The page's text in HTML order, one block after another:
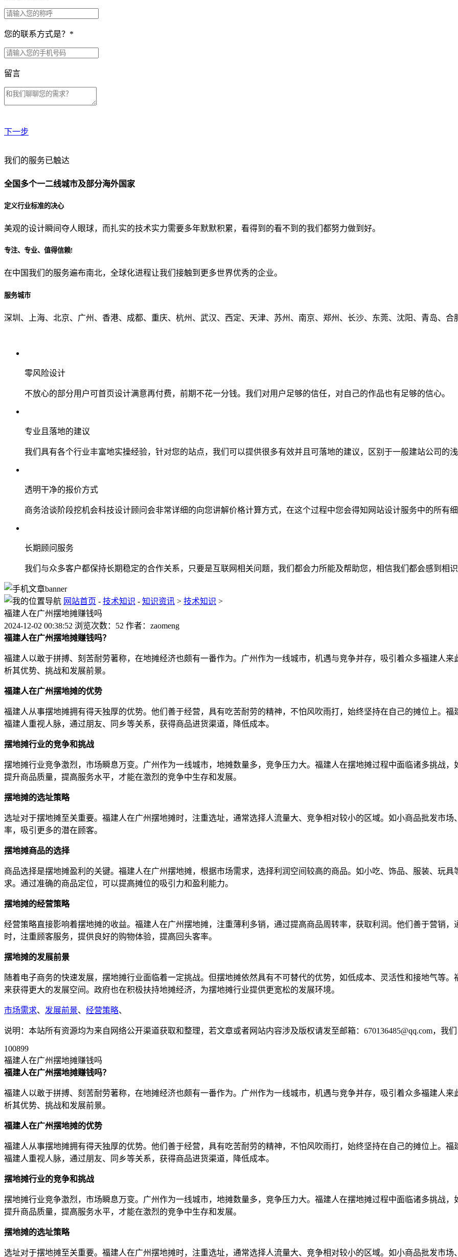
您的联系方式是？ *
留言
下一步
贵公司预算范围是？
贵公司的团队规模是？
从哪里了解到我们？
我们的服务已触达
全国多个一二线城市及部分海外国家
定义行业标准的决心
美观的设计瞬间夺人眼球，而扎实的技术实力需要多年默默积累，看得到的看不到的我们都努力做到好。
专注、专业、值得信赖!
在中国我们的服务遍布南北，全球化进程让我们接触到更多世界优秀的企业。
服务城市
深圳、上海、北京、广州、香港、成都、重庆、杭州、武汉、西定、天津、苏州、南京、郑州、长沙、东莞、沈阳、青岛、合
零风险设计
不放心的部分用户可首页设计满意再付费，前期不花一分钱。我们对用户足够的信任，对自己的作品也有足够的信心。
专业且落地的建议
我们具有各个行业丰富地实操经验，针对您的站点，我们可以提供很多有效并且可落地的建议，区别于一般建站公司的
透明干净的报价方式
商务洽谈阶段挖机会科技设计顾问会非常详细的向您讲解价格计算方式，在这个过程中您会得知网站设计服务中的所有
长期顾问服务
我们与众多客户都保持长期稳定的合作关系，只要是互联网相关问题，我们都会力所能及帮助您，相信我们都会感到相
网站首页 - 技术知识 - 知识资讯 > 技术知识 >
福建人在广州摆地摊赚钱吗
2024-12-02 00:38:52 浏览次数：52 作者：zaomeng
福建人在广州摆地摊赚钱吗？
福建人以敢于拼搏、刻苦耐劳著称，在地摊经济也颇有一番作为。广州作为一线城市，机遇与竞争并存，吸引着众多福建人
析其优势、挑战和发展前景。
福建人在广州摆地摊的优势
福建人从事摆地摊拥有得天独厚的优势。他们善于经营，具有吃苦耐劳的精神，不怕风吹雨打，始终坚持在自己的摊位上。
福建人重视人脉，通过朋友、同乡等关系，获得商品进货渠道，降低成本。
摆地摊行业的竞争和挑战
摆地摊行业竞争激烈，市场瞬息万变。广州作为一线城市，地摊数量多，竞争压力大。福建人在摆地摊过程中面临诸多挑战
提升商品质量，提高服务水平，才能在激烈的竞争中生存和发展。
摆地摊的选址策略
选址对于摆地摊至关重要。福建人在广州摆地摊时，注重选址，通常选择人流量大、竞争相对较小的区域。如小商品批发市
率，吸引更多的潜在顾客。
摆地摊商品的选择
商品选择是摆地摊盈利的关键。福建人在广州摆地摊，根据市场需求，选择利润空间较高的商品。如小吃、饰品、服装、玩
求。通过准确的商品定位，可以提高摊位的吸引力和盈利能力。
摆地摊的经营策略
经营策略直接影响着摆地摊的收益。福建人在广州摆地摊，注重薄利多销，通过提高商品周转率，获取利润。他们善于营销
时，注重顾客服务，提供良好的购物体验，提高回头客率。
摆地摊的发展前景
随着电子商务的快速发展，摆地摊行业面临着一定挑战。但摆地摊依然具有不可替代的优势，如低成本、灵活性和接地气等
来获得更大的发展空间。政府也在积极扶持地摊经济，为摆地摊行业提供更宽松的发展环境。
市场需求、 发展前景、 经营策略、
说明：本站所有资源均为来自网络公开渠道获取和整理，若文章或者网站内容涉及版权请发至邮箱：670136485@qq.com，我
100899
福建人在广州摆地摊赚钱吗
福建人在广州摆地摊赚钱吗？
福建人以敢于拼搏、刻苦耐劳著称，在地摊经济也颇有一番作为。广州作为一线城市，机遇与竞争并存，吸引着众多福建人
析其优势、挑战和发展前景。
福建人在广州摆地摊的优势
福建人从事摆地摊拥有得天独厚的优势。他们善于经营，具有吃苦耐劳的精神，不怕风吹雨打，始终坚持在自己的摊位上。
福建人重视人脉，通过朋友、同乡等关系，获得商品进货渠道，降低成本。
摆地摊行业的竞争和挑战
摆地摊行业竞争激烈，市场瞬息万变。广州作为一线城市，地摊数量多，竞争压力大。福建人在摆地摊过程中面临诸多挑战
提升商品质量，提高服务水平，才能在激烈的竞争中生存和发展。
摆地摊的选址策略
选址对于摆地摊至关重要。福建人在广州摆地摊时，注重选址，通常选择人流量大、竞争相对较小的区域。如小商品批发市